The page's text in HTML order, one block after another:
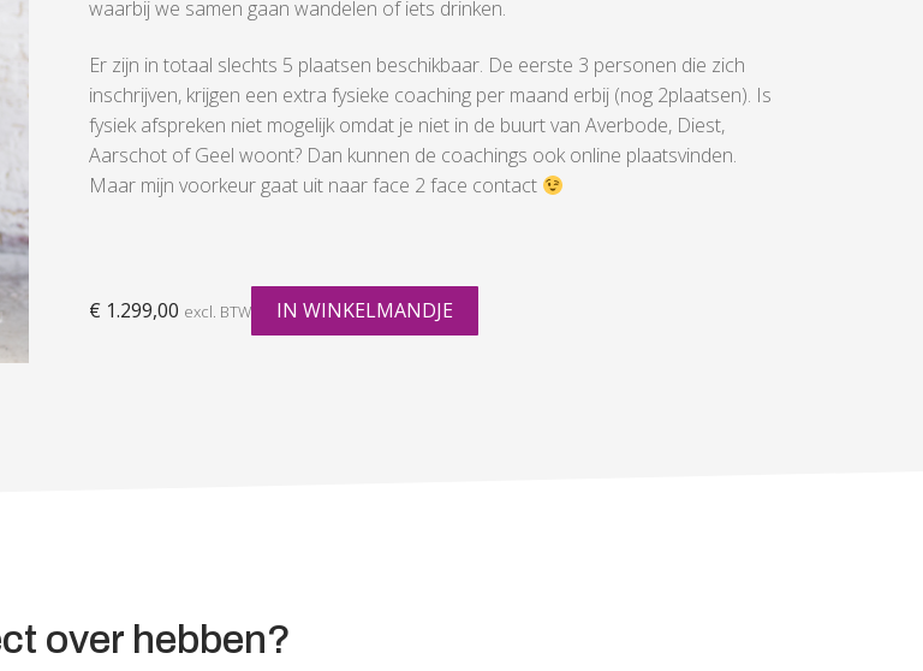
waarbij we samen gaan wandelen of iets drinken.
Er zijn in totaal slechts 5 plaatsen beschikbaar. De eerste 3 personen die zich
inschrijven, krijgen een extra fysieke coaching per maand erbij (nog 2plaatsen). Is
fysiek afspreken niet mogelijk omdat je niet in de buurt van Averbode, Diest,
Aarschot of Geel woont? Dan kunnen de coachings ook online plaatsvinden.
Maar mijn voorkeur gaat uit naar face 2 face contact
€ 1.299,00 excl. BTW IN WINKELMANDJE
over hebben?